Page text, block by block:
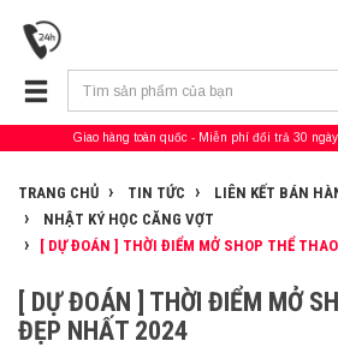
Giao hàng toàn quốc Miễn phí đổi trả 30 ngày
TRANG CHỦ TIN TỨC
LIÊN KẾT BÁN
NHẬT KÝ HỌC CĂNG VỢT
[ DỰ ĐOÁN ] THỜI ĐIỂM MỞ SHOP THỂ
[ DỰ ĐOÁN ] THỜI ĐIỂM MỞ
ĐẸP NHẤT 2024